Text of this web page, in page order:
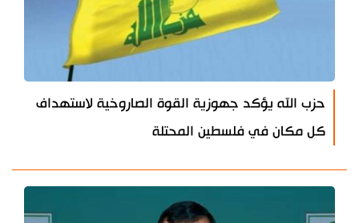
حزب الله يؤكد جهوزية القوة الصاروخية لاستهداف
كل مكان في فلسطين المحتلة